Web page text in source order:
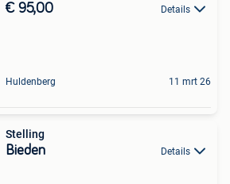
€ 95,00 Details
Huldenberg 11 mrt 26
Stelling
Bieden Details